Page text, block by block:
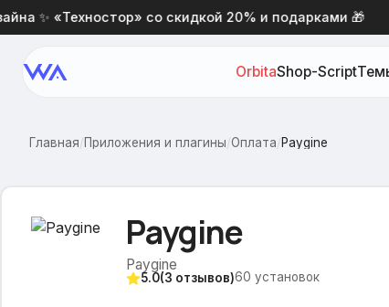
✨ «Техностор» со скидкой 20% и подарками 🎁
OrbitaShop-Script
Главная/Приложения и плагины/Оплата/Paygine
Paygine
Paygine
5.0(3 отзывов)60 установок